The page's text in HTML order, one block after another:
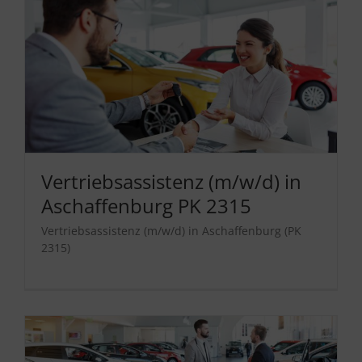
Vertriebsassistenz (m/w/d) in
Aschaffenburg PK 2315
Vertriebsassistenz (m/w/d) in Aschaffenburg (PK
2315)